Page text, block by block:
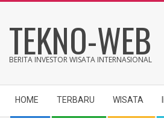
content
TEKNO-WEB
BERITA INVESTOR WISATA INTERNASIONAL
Navigation
Menu
HOME TERBARU WISATA